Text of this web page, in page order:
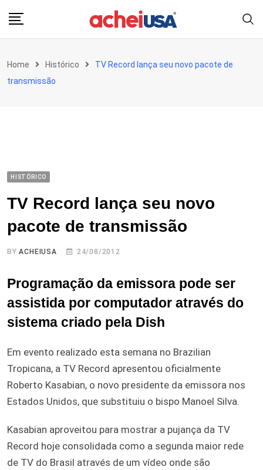
Home Histórico
TV Record lança seu novo pacote de
transmissão
HISTÓRICO
TV Record lança seu novo
pacote de transmissão
BYACHEIUSA 24/08/2012
Programação da emissora pode ser
assistida por computador através do
sistema criado pela Dish
Em evento realizado esta semana no Brazilian
Tropicana, a TV Record apresentou oficialmente
Roberto Kasabian, o novo presidente da emissora nos
Estados Unidos, que substituiu o bispo Manoel Silva.
Kasabian aproveitou para mostrar a pujança da TV
Record hoje consolidada como a segunda maior rede
de TV do Brasil através de um vídeo onde são